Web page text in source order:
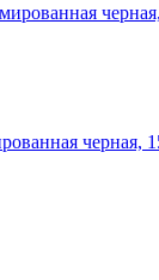
черная,